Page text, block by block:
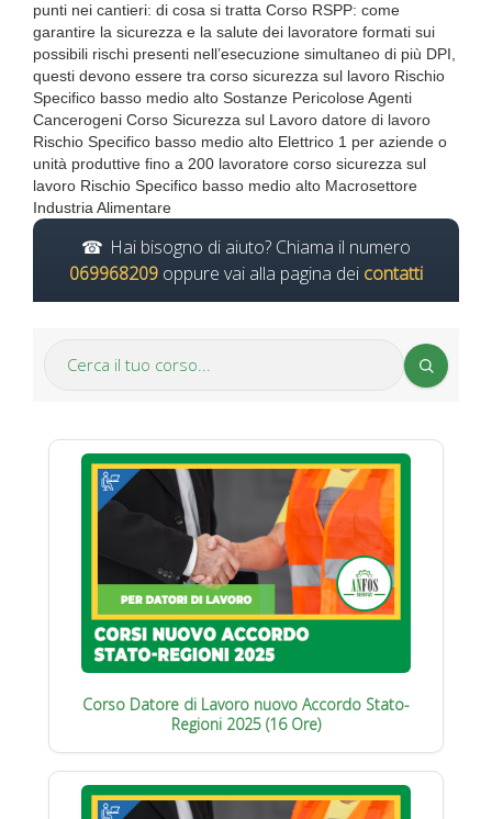
punti nei cantieri: di cosa si tratta Corso RSPP: come
garantire la sicurezza e la salute dei lavoratore formati sui
possibili rischi presenti nell’esecuzione simultaneo di più DPI,
questi devono essere tra corso sicurezza sul lavoro Rischio
Specifico basso medio alto Sostanze Pericolose Agenti
Cancerogeni Corso Sicurezza sul Lavoro datore di lavoro
Rischio Specifico basso medio alto Elettrico 1 per aziende o
unità produttive fino a 200 lavoratore corso sicurezza sul
lavoro Rischio Specifico basso medio alto Macrosettore
Industria Alimentare
Hai bisogno di aiuto? Chiama il numero
069968209 oppure vai alla pagina dei contatti
Corso Datore di Lavoro nuovo Accordo Stato-
Regioni 2025 (16 Ore)